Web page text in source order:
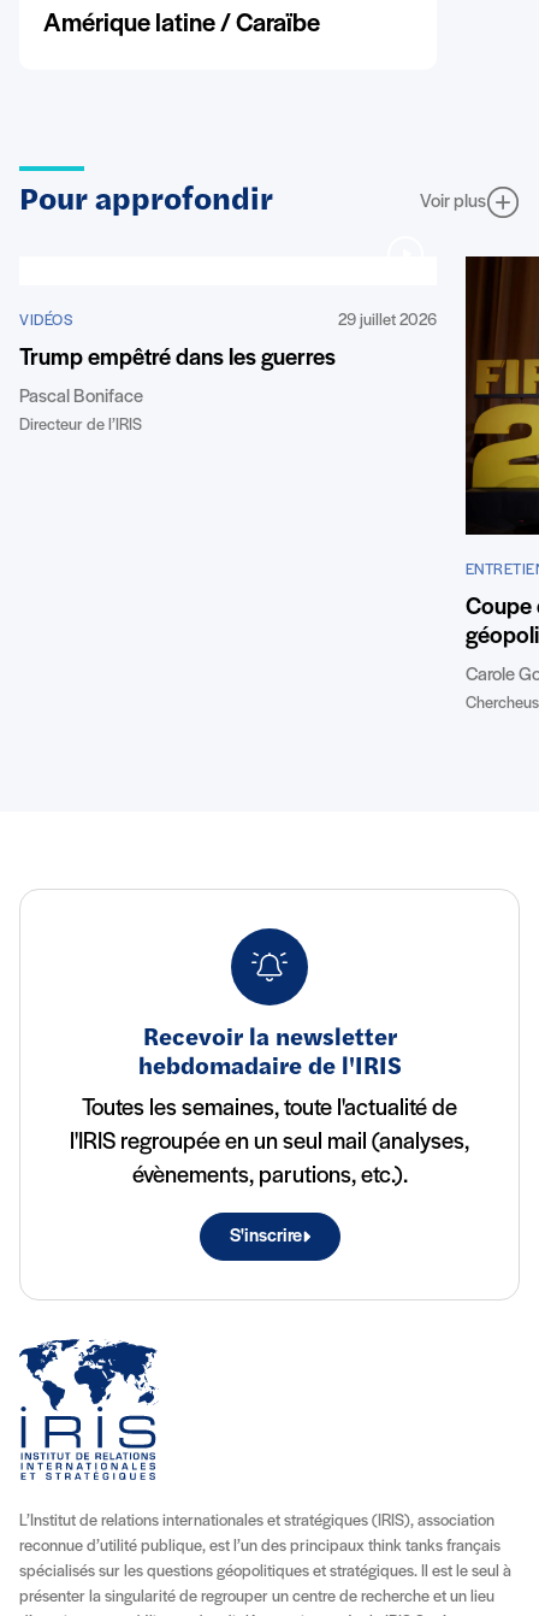
Amérique latine / Caraïbe
Pour approfondir Voir plus
VIDÉOS 29 juillet 2026
Trump empêtré dans les guerres
Pascal Boniface
Directeur de l’IRIS
Coupe
Carole
Recevoir la newsletter
hebdomadaire de l'IRIS
Toutes les semaines, toute l'actualité de
l'IRIS regroupée en un seul mail (analyses,
évènements, parutions, etc.).
S'inscrire
L’Institut de relations internationales et stratégiques (IRIS), association
reconnue d’utilité publique, est l’un des principaux think tanks français
spécialisés sur les questions géopolitiques et stratégiques. Il est le seul à
présenter la singularité de regrouper un centre de recherche et un lieu